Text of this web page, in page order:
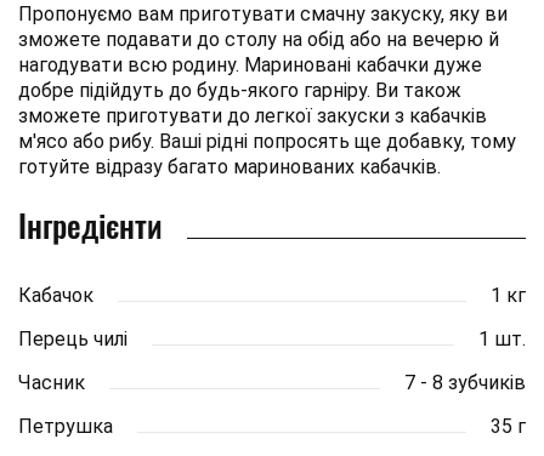
Пропонуємо вам приготувати смачну закуску, яку ви
зможете подавати до столу на обід або на вечерю й
нагодувати всю родину. Мариновані кабачки дуже
добре підійдуть до будь-якого гарніру. Ви також
зможете приготувати до легкої закуски з кабачків
м'ясо або рибу. Ваші рідні попросять ще добавку, тому
готуйте відразу багато маринованих кабачків.
Інгредієнти
Кабачок
1 кг
Перець чилі
1 шт.
Часник
7 - 8 зубчиків
Петрушка
35 г